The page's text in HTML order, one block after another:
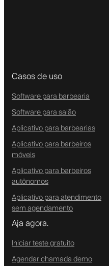
Casos de uso
Software para barbearia
Software para salão
Aplicativo para barbearias
Aplicativo para barbeiros
móveis
Aplicativo para barbeiros
autônomos
Aplicativo para atendimento
sem agendamento
Aja agora.
Iniciar teste gratuito
Agendar chamada demo